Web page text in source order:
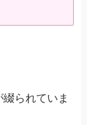
られていま